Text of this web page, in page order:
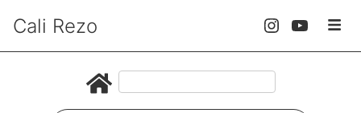
Cali Rezo